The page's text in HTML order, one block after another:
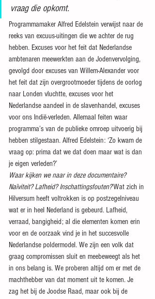
vraag die opkomt.
Programmamaker Alfred Edelstein verwijst naar de
reeks van excuus-uitingen die we achter de rug
hebben. Excuses voor het feit dat Nederlandse
ambtenaren meewerkten aan de Jodenvervolging,
gevolgd door excuses van Willem-Alexander voor
het feit dat zijn overgrootmoeder tijdens de oorlog
naar Londen vluchtte, excuses voor het
Nederlandse aandeel in de slavenhandel, excuses
voor ons Indië-verleden. Allemaal feiten waar
programma’s van de publieke omroep uitvoerig bij
hebben stilgestaan. Alfred Edelstein: ‘Zo kwam de
vraag op: prima dat we dat doen maar wat is dan
je eigen verleden?’
Waar kijken we naar in deze documentaire?
Naïviteit? Lafheid? Inschattingsfouten?‘Wat zich in
Hilversum heeft voltrokken is op postzegelniveau
wat er in heel Nederland is gebeurd. Lafheid,
verraad, bangigheid; al die elementen komen erin
voor en de oorzaak vind je in het succesvolle
Nederlandse poldermodel. We zijn een volk dat
graag compromissen sluit en meebeweegt als het
in ons belang is. We proberen altijd om er met de
machthebber van dat moment uit te komen. Je
zag het bij de Joodse Raad, maar ook bij de